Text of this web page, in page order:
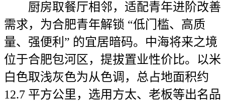
厨房取餐厅相邻，适配青年进阶改善
需求，为合肥青年解锁 “低门槛、高质
量、强便利” 的宜居暗码。中海将来之境
位于合肥包河区，提拔置业性价比。以米
白色取浅灰色为从色调，总占地面积约
12.7 平方公里，选用方太、老板等出名品